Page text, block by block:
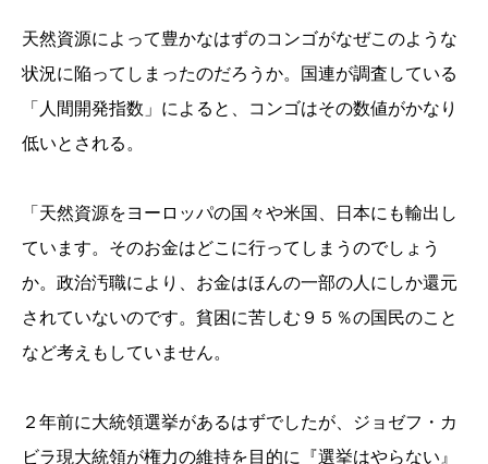
天然資源によって豊かなはずのコンゴがなぜこのような
状況に陥ってしまったのだろうか。国連が調査している
「人間開発指数」によると、コンゴはその数値がかなり
低いとされる。
「天然資源をヨーロッパの国々や米国、日本にも輸出し
ています。そのお金はどこに行ってしまうのでしょう
か。政治汚職により、お金はほんの一部の人にしか還元
されていないのです。貧困に苦しむ９５％の国民のこと
など考えもしていません。
２年前に大統領選挙があるはずでしたが、ジョゼフ・カ
ビラ現大統領が権力の維持を目的に『選挙はやらない』